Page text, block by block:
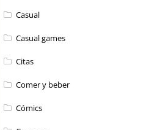
Casual
Casual games
Citas
Comer y beber
Cómics